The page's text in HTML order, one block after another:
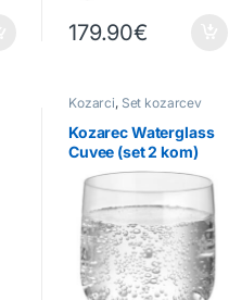
179.90€
Kozarci, Set kozarcev
Kozarec Waterglass
Cuvee (set 2 kom)